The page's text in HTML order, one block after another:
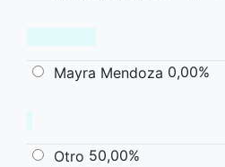
Mayra Mendoza 0,00%
Otro 50,00%